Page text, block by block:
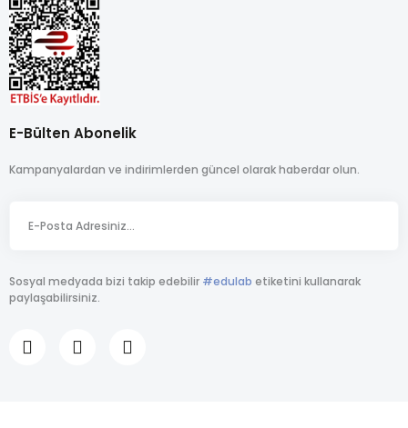
E-Bülten Abonelik
Kampanyalardan ve indirimlerden güncel olarak haberdar olun.
Sosyal medyada bizi takip edebilir #edulab etiketini kullanarak
paylaşabilirsiniz.